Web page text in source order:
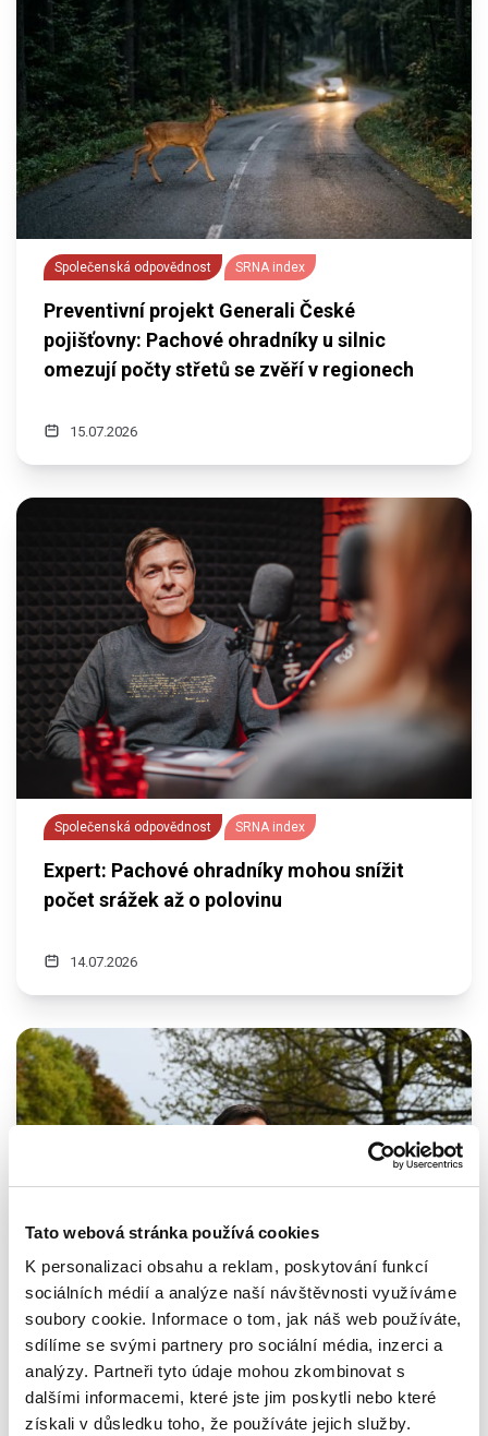
Tato webová stránka používá cookies
K personalizaci obsahu a reklam, poskytování funkcí
sociálních médií a analýze naší návštěvnosti využíváme
soubory cookie. Informace o tom, jak náš web používáte,
sdílíme se svými partnery pro sociální média, inzerci a
analýzy. Partneři tyto údaje mohou zkombinovat s
dalšími informacemi, které jste jim poskytli nebo které
získali v důsledku toho, že používáte jejich služby.
Společenská odpovědnost SRNA index
Preventivní projekt Generali České
pojišťovny: Pachové ohradníky u silnic
omezují počty střetů se zvěří v regionech
15.07.2026
Společenská odpovědnost SRNA index
Expert: Pachové ohradníky mohou snížit
počet srážek až o polovinu
14.07.2026
Společenská odpovědnost
Pachové ohradníky pod lupou: Co umí a jak
se měří jejich dopad